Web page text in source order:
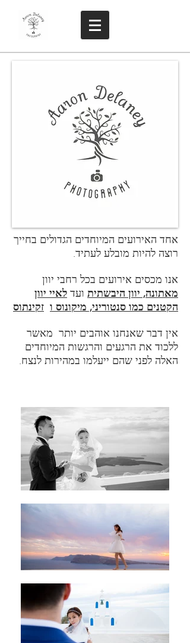
אחד האירועים המיוחדים הגדולים בחייך
רוצה להיות מובלע לעתיד.
אנו מכסים אירועים בכל רחבי יוון
מאתונה, יוון היבשתית ועד לאיי יוון
הקטנים כמו סנטוריני, מיקונוס ו זקינתוס
אין דבר שאנחנו אוהבים יותר
מאשר
ללכוד את הרגעים והרגשות המיוחדים
האלה לפני שהם ייעלמו במהירות לנצח.